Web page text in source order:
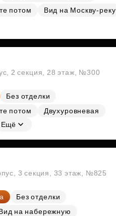
потом
Вид на Москву-реку
2 секция, 28 этаж, №300
Без отделки
потом
Двухуровневая
Ещё
3 секция, 33 этаж, №825
Без отделки
на набережную